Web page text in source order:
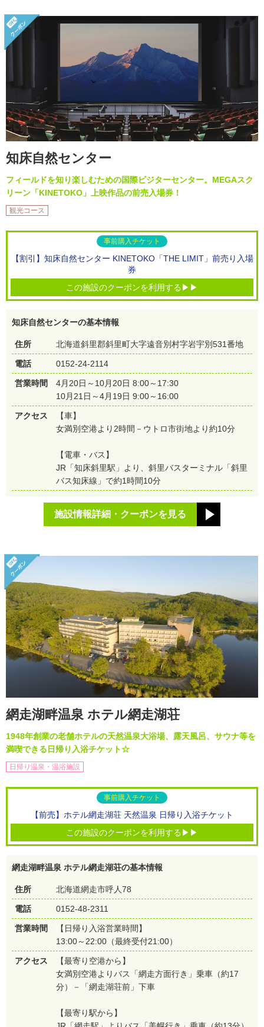
知床自然センター
フィールドを知り楽しむための国際ビジターセンター。MEGAスク
リーン「KINETOKO」上映作品の前売入場券！
観光コース
事前購入チケット
【割引】知床自然センター KINETOKO「THE LIMIT」前売り入場
券
この施設のクーポンを利用する▶▶
知床自然センターの基本情報
住所 北海道斜里郡斜里町大字遠音別村字岩宇別531番地
電話 0152-24-2114
営業時間
4月20日～10月20日 8:00～17:30
10月21日～4月19日 9:00～16:00
アクセス
【車】
女満別空港より2時間－ウトロ市街地より約10分
【電車・バス】
JR「知床斜里駅」より、斜里バスターミナル「斜里
バス知床線」で約1時間10分
施設情報詳細・クーポンを見る
網走湖畔温泉 ホテル網走湖荘
1948年創業の老舗ホテルの天然温泉大浴場、露天風呂、サウナ等を
満喫できる日帰り入浴チケット☆
日帰り温泉・温浴施設
事前購入チケット
【前売】ホテル網走湖荘 天然温泉 日帰り入浴チケット
この施設のクーポンを利用する▶▶
網走湖畔温泉 ホテル網走湖荘の基本情報
住所 北海道網走市呼人78
電話 0152-48-2311
営業時間
【日帰り入浴営業時間】
13:00～22:00（最終受付21:00）
アクセス
【最寄り空港から】
女満別空港よりバス「網走方面行き」乗車（約17
分）－「網走湖荘前」下車
【最寄り駅から】